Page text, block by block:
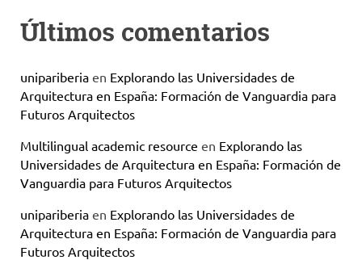
Últimos comentarios
unipariberia en Explorando las Universidades de
Arquitectura en España: Formación de Vanguardia para
Futuros Arquitectos
Multilingual academic resource en Explorando las
Universidades de Arquitectura en España: Formación de
Vanguardia para Futuros Arquitectos
unipariberia en Explorando las Universidades de
Arquitectura en España: Formación de Vanguardia para
Futuros Arquitectos